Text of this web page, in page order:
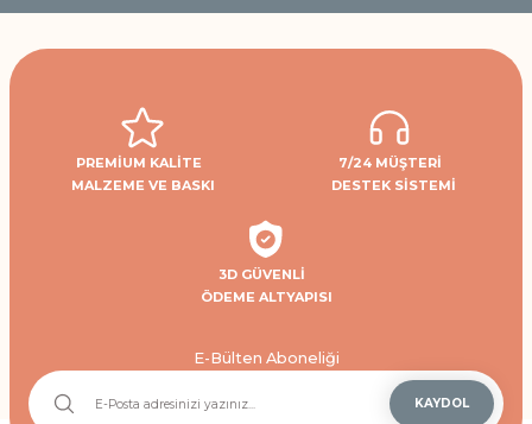
PREMİUM KALİTE
MALZEME VE BASKI
7/24 MÜŞTERİ
DESTEK SİSTEMİ
3D GÜVENLİ
ÖDEME ALTYAPISI
E-Bülten Aboneliği
KAYDOL